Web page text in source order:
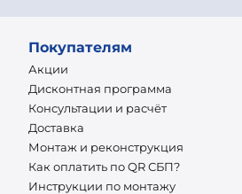
Покупателям
Акции
Дисконтная программа
Консультации и расчёт
Доставка
Монтаж и реконструкция
Как оплатить по QR СБП?
Инструкции по монтажу